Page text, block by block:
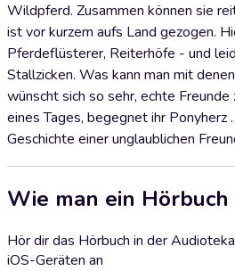
Wildpferd. Zusammen können sie
ist vor kurzem aufs Land gezogen.
Pferdeflüsterer, Reiterhöfe - und
Stallzicken. Was kann man mit
wünscht sich so sehr, echte Freunde
eines Tages, begegnet ihr Ponyherz
Geschichte einer unglaublichen
Wie man ein
Hör dir das Hörbuch in der
iOS-Geräten an